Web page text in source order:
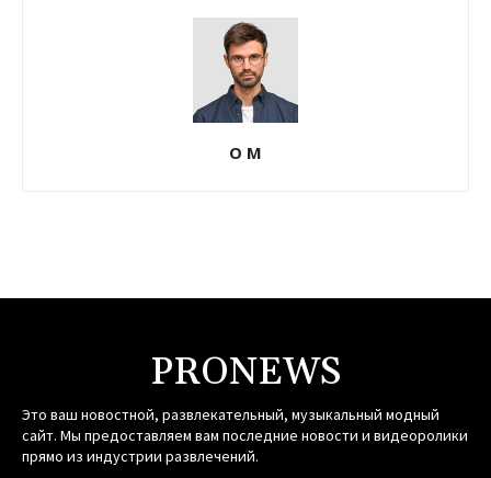
О М
PRONEWS
Это ваш новостной, развлекательный, музыкальный модный
сайт. Мы предоставляем вам последние новости и видеоролики
прямо из индустрии развлечений.